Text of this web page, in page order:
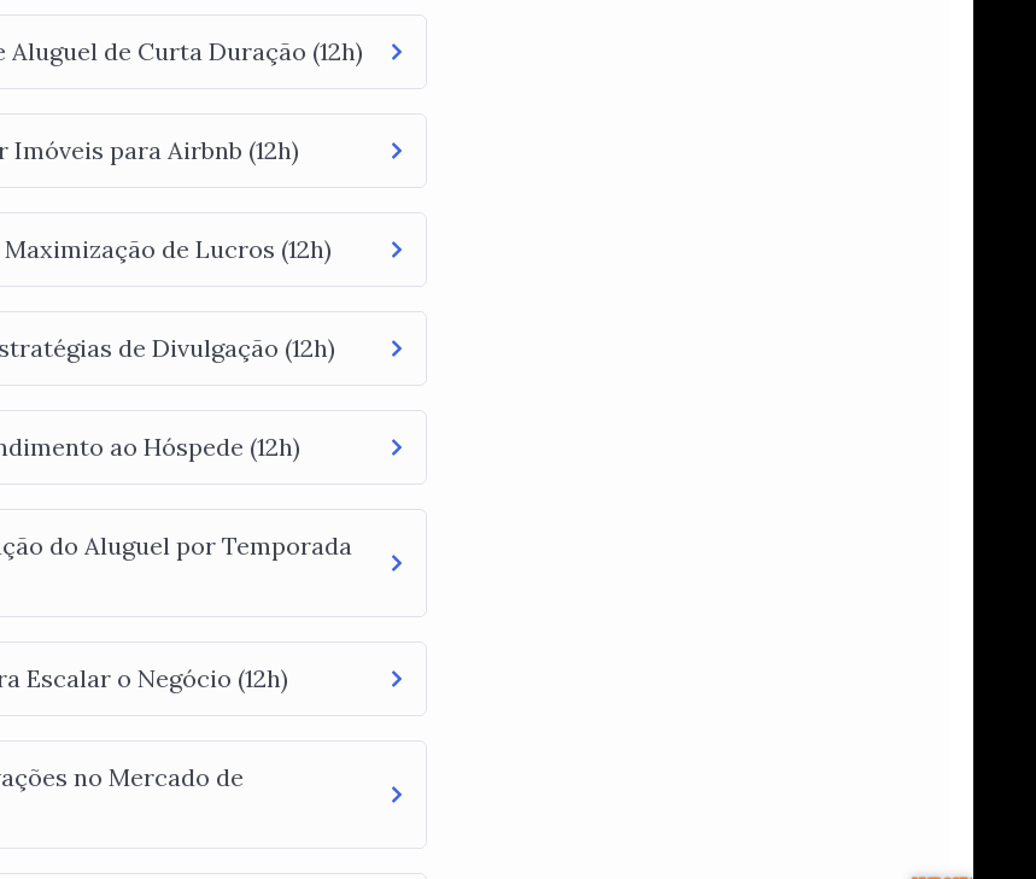
de Curta Duração (12h)
para Airbnb (12h)
de Lucros (12h)
de Divulgação (12h)
ao Hóspede (12h)
do Aluguel por Temporada
Escalar o Negócio (12h)
no Mercado de